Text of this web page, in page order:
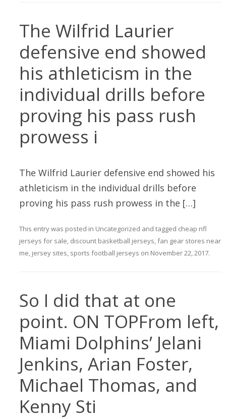
The Wilfrid Laurier
defensive end showed
his athleticism in the
individual drills before
proving his pass rush
prowess i
The Wilfrid Laurier defensive end showed his
athleticism in the individual drills before
proving his pass rush prowess in the […]
This entry was posted in Uncategorized and tagged cheap nfl
jerseys for sale, discount basketball jerseys,fan gear stores near
me, jersey sites, sports football jerseys on November 22, 2017.
So I did that at one
point. ON TOPFrom left,
Miami Dolphins’ Jelani
Jenkins, Arian Foster,
Michael Thomas, and
Kenny Sti